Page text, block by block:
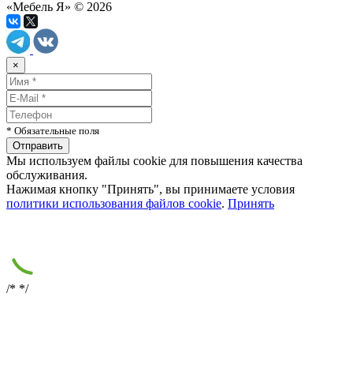
«Мебель Я» © 2026
×
* Обязательные поля
Мы используем файлы cookie для повышения качества
обслуживания.
Нажимая кнопку "Принять", вы принимаете условия
политики использования файлов cookie. Принять
/* */